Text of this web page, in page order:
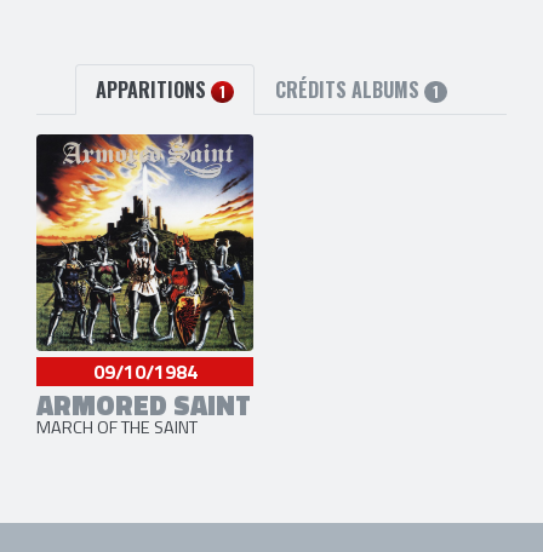
APPARITIONS 1 CRÉDITS ALBUMS 1
09/10/1984
ARMORED SAINT
MARCH OF THE SAINT